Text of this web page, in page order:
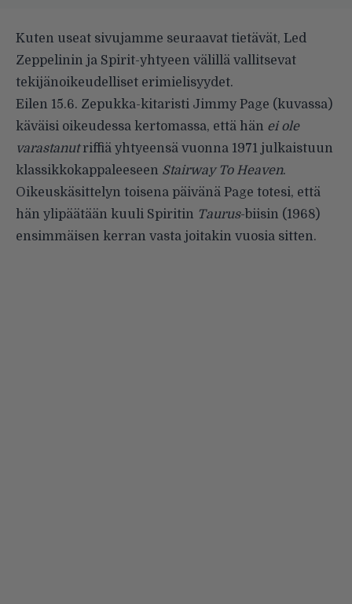
Kuten useat sivujamme seuraavat tietävät, Led
Zeppelinin ja Spirit-yhtyeen välillä vallitsevat
tekijänoikeudelliset erimielisyydet.
Eilen 15.6. Zepukka-kitaristi Jimmy Page (kuvassa)
käväisi oikeudessa kertomassa, että hän ei ole
varastanutriffiä yhtyeensä vuonna 1971 julkaistuun
klassikkokappaleeseen Stairway To Heaven.
Oikeuskäsittelyn toisena päivänä Page totesi, että
hän ylipäätään kuuli Spiritin Taurus-biisin (1968)
ensimmäisen kerran vasta joitakin vuosia sitten.